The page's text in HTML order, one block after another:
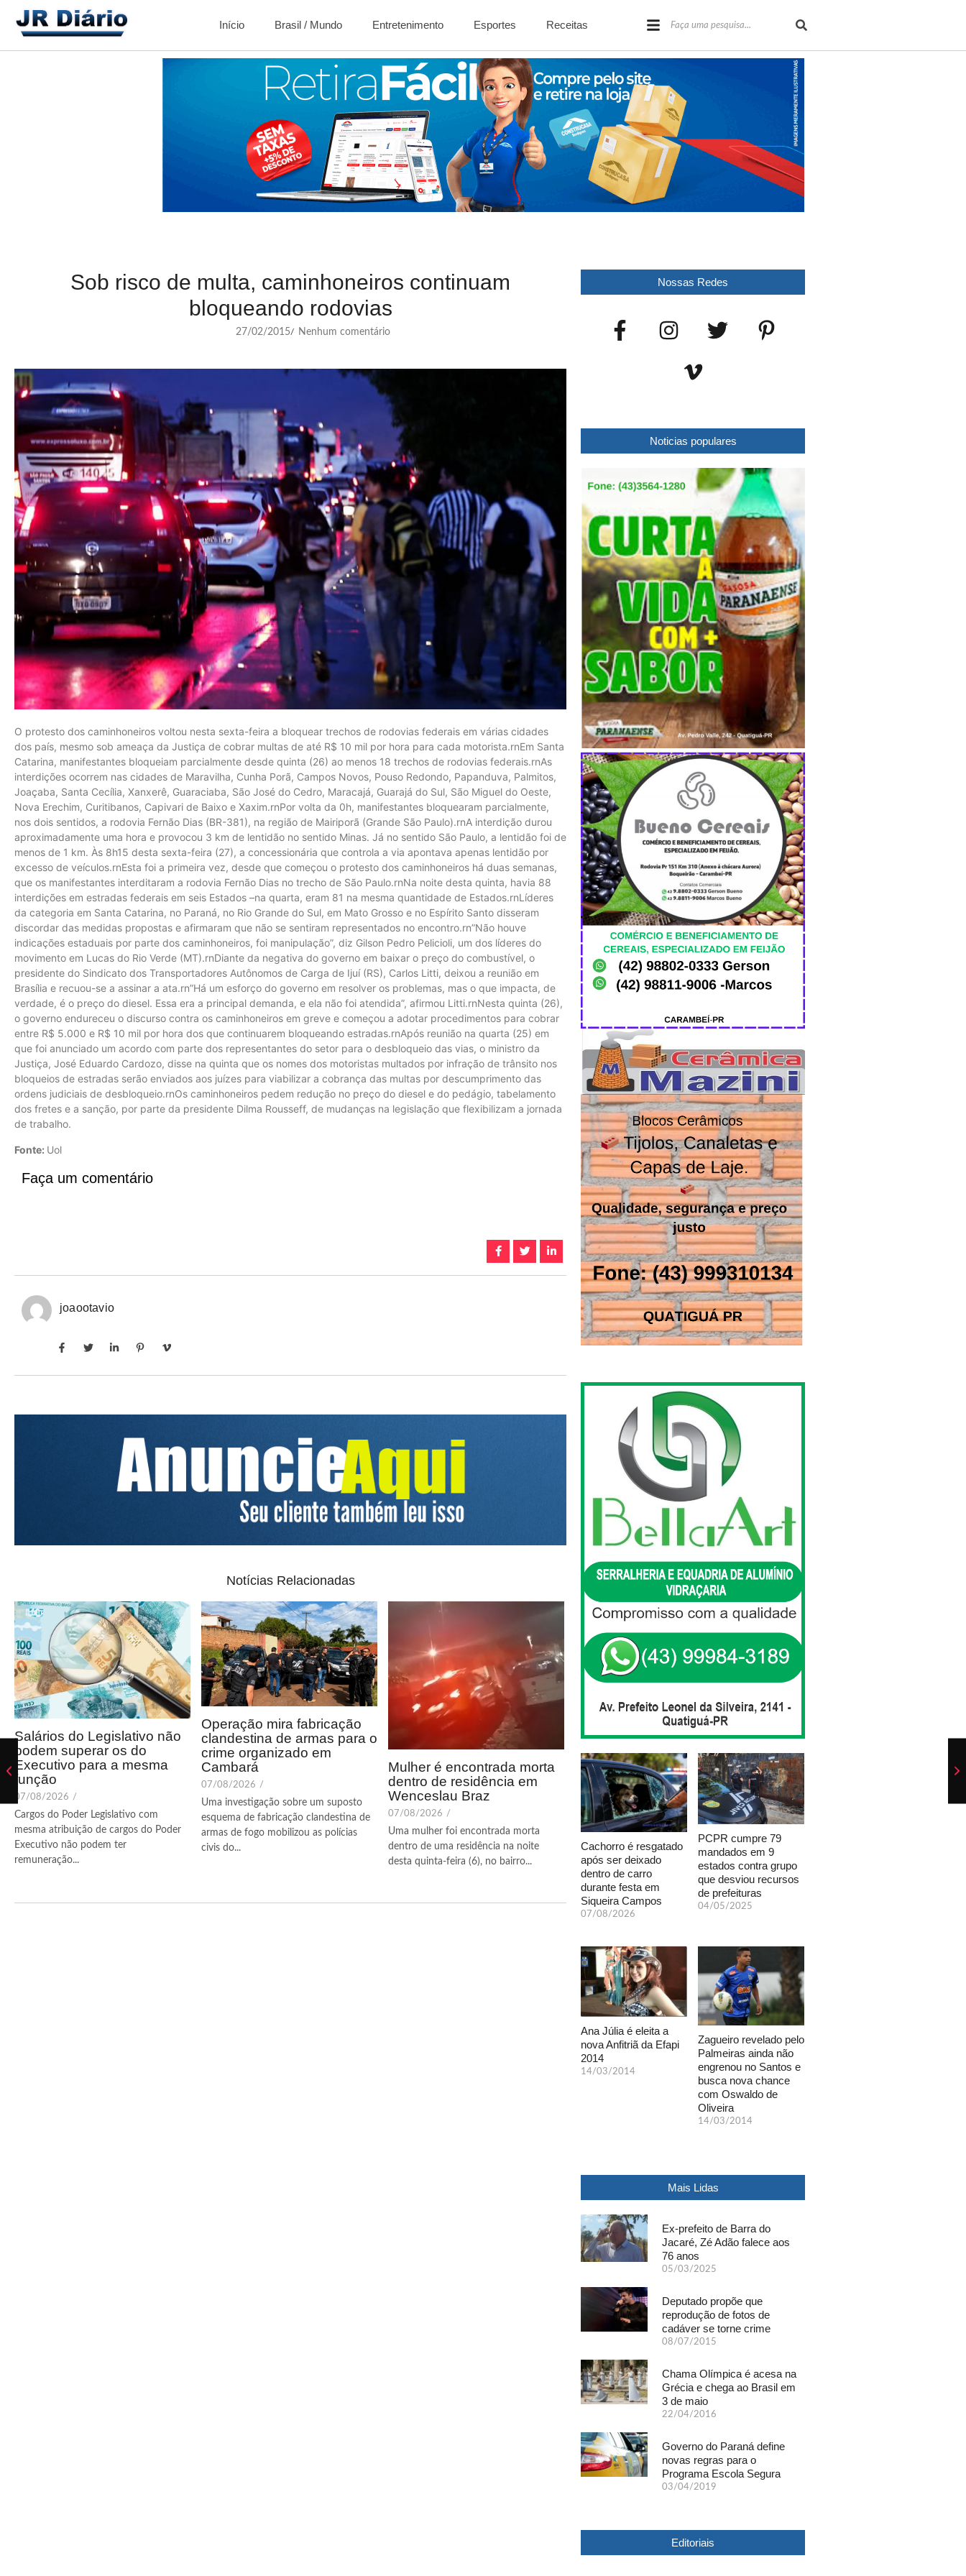
Início Brasil / Mundo Entretenimento Esportes Receitas
Sob risco de multa, caminhoneiros continuam
bloqueando rodovias
27/02/2015/ Nenhum comentário
O protesto dos caminhoneiros voltou nesta sexta-feira a bloquear trechos de rodovias federais em várias cidades
dos país, mesmo sob ameaça da Justiça de cobrar multas de até R$ 10 mil por hora para cada motorista.rnEm Santa
Catarina, manifestantes bloqueiam parcialmente desde quinta (26) ao menos 18 trechos de rodovias federais.rnAs
interdições ocorrem nas cidades de Maravilha, Cunha Porã, Campos Novos, Pouso Redondo, Papanduva, Palmitos,
Joaçaba, Santa Cecília, Xanxerê, Guaraciaba, São José do Cedro, Maracajá, Guarajá do Sul, São Miguel do Oeste,
Nova Erechim, Curitibanos, Capivari de Baixo e Xaxim.rnPor volta da 0h, manifestantes bloquearam parcialmente,
nos dois sentidos, a rodovia Fernão Dias (BR-381), na região de Mairiporã (Grande São Paulo).rnA interdição durou
aproximadamente uma hora e provocou 3 km de lentidão no sentido Minas. Já no sentido São Paulo, a lentidão foi de
menos de 1 km. Às 8h15 desta sexta-feira (27), a concessionária que controla a via apontava apenas lentidão por
excesso de veículos.rnEsta foi a primeira vez, desde que começou o protesto dos caminhoneiros há duas semanas,
que os manifestantes interditaram a rodovia Fernão Dias no trecho de São Paulo.rnNa noite desta quinta, havia 88
interdições em estradas federais em seis Estados –na quarta, eram 81 na mesma quantidade de Estados.rnLíderes
da categoria em Santa Catarina, no Paraná, no Rio Grande do Sul, em Mato Grosso e no Espírito Santo disseram
discordar das medidas propostas e afirmaram que não se sentiram representados no encontro.rn”Não houve
indicações estaduais por parte dos caminhoneiros, foi manipulação”, diz Gilson Pedro Pelicioli, um dos líderes do
movimento em Lucas do Rio Verde (MT).rnDiante da negativa do governo em baixar o preço do combustível, o
presidente do Sindicato dos Transportadores Autônomos de Carga de Ijuí (RS), Carlos Litti, deixou a reunião em
Brasília e recuou-se a assinar a ata.rn”Há um esforço do governo em resolver os problemas, mas o que impacta, de
verdade, é o preço do diesel. Essa era a principal demanda, e ela não foi atendida”, afirmou Litti.rnNesta quinta (26),
o governo endureceu o discurso contra os caminhoneiros em greve e começou a adotar procedimentos para cobrar
entre R$ 5.000 e R$ 10 mil por hora dos que continuarem bloqueando estradas.rnApós reunião na quarta (25) em
que foi anunciado um acordo com parte dos representantes do setor para o desbloqueio das vias, o ministro da
Justiça, José Eduardo Cardozo, disse na quinta que os nomes dos motoristas multados por infração de trânsito nos
bloqueios de estradas serão enviados aos juízes para viabilizar a cobrança das multas por descumprimento das
ordens judiciais de desbloqueio.rnOs caminhoneiros pedem redução no preço do diesel e do pedágio, tabelamento
dos fretes e a sanção, por parte da presidente Dilma Rousseff, de mudanças na legislação que flexibilizam a jornada
de trabalho.
Fonte: Uol
Faça um comentário
joaootavio
Notícias Relacionadas
Salários do Legislativo não
podem superar os do
Executivo para a mesma
função
07/08/2026 /
Cargos do Poder Legislativo com
mesma atribuição de cargos do Poder
Executivo não podem ter
remuneração...
Operação mira fabricação
clandestina de armas para o
crime organizado em
Cambará
07/08/2026 /
Uma investigação sobre um suposto
esquema de fabricação clandestina de
armas de fogo mobilizou as polícias
civis do...
Mulher é encontrada morta
dentro de residência em
Wenceslau Braz
07/08/2026 /
Uma mulher foi encontrada morta
dentro de uma residência na noite
desta quinta-feira (6), no bairro...
Nossas Redes
Noticias populares
Cachorro é resgatado
após ser deixado
dentro de carro
durante festa em
Siqueira Campos
07/08/2026
PCPR cumpre 79
mandados em 9
estados contra grupo
que desviou recursos
de prefeituras
04/05/2025
Ana Júlia é eleita a
nova Anfitriã da Efapi
2014
14/03/2014
Zagueiro revelado pelo
Palmeiras ainda não
engrenou no Santos e
busca nova chance
com Oswaldo de
Oliveira
14/03/2014
Mais Lidas
Ex-prefeito de Barra do
Jacaré, Zé Adão falece aos
76 anos
05/03/2025
Deputado propõe que
reprodução de fotos de
cadáver se torne crime
08/07/2015
Chama Olímpica é acesa na
Grécia e chega ao Brasil em
3 de maio
22/04/2016
Governo do Paraná define
novas regras para o
Programa Escola Segura
03/04/2019
Editoriais